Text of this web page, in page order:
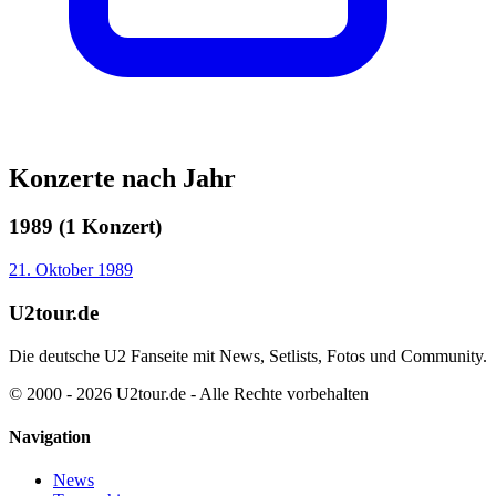
Konzerte nach Jahr
1989 (1 Konzert)
21. Oktober 1989
U2tour.de
Die deutsche U2 Fanseite mit News, Setlists, Fotos und Community.
© 2000 - 2026 U2tour.de - Alle Rechte vorbehalten
Navigation
News